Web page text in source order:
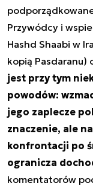
Przywódcy i
Hashd Shaabi w
kopią Pasdaranu)
jest przy tym
powodów:
jego zaplecze
znaczenie, ale
konfrontacji po
ogranicza
komentatorów